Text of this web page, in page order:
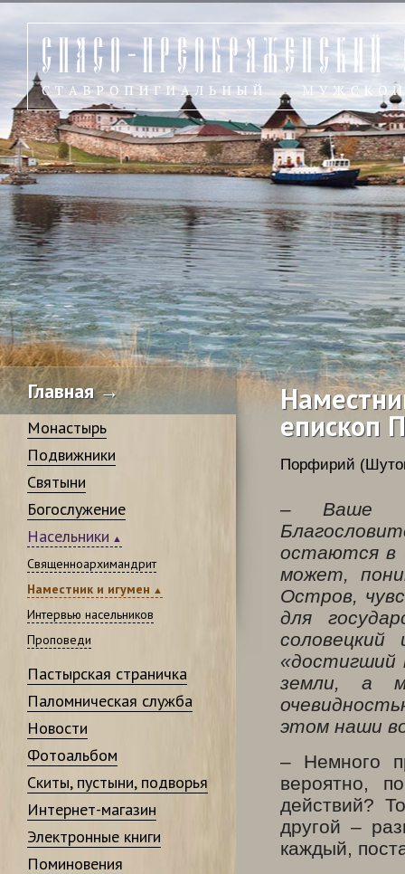
Главная →
Монастырь
Подвижники
Святыни
Богослужение
Насельники
Священноархимандрит
Наместник и игумен
Интервью насельников
Проповеди
Пастырская страничка
Паломническая служба
Новости
Фотоальбом
Скиты, пустыни, подворья
Интернет-магазин
Электронные книги
Поминовения
епископ
Порфирий
– Ваше
остаются в
может,
Остров,
для
«достигший
земли, а
этом наши
– Немного
вероятно,
действий?
другой –
каждый,